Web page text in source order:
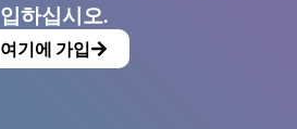
입하십시오.
여기에 가입